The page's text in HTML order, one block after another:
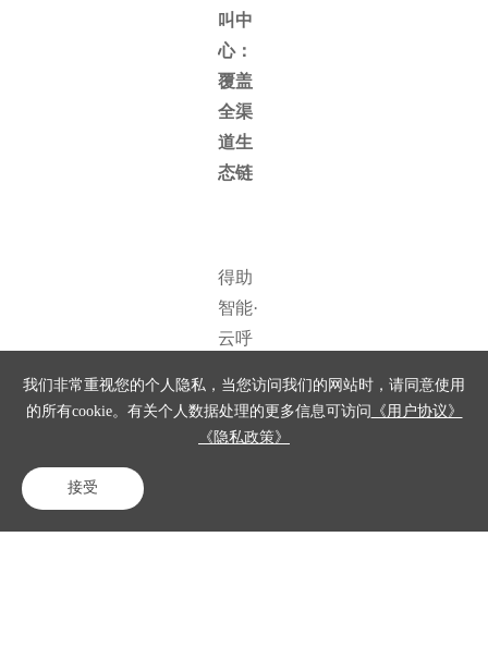
叫中
心：
覆盖
全渠
道生
态链
得助
智能·
云呼
心基
于CT
我们非常重视您的个人隐私，当您访问我们的网站时，请同意使用
的所有cookie。有关个人数据处理的更多信息可访问 《用户协议》
《隐私政策》
接受
电话咨询